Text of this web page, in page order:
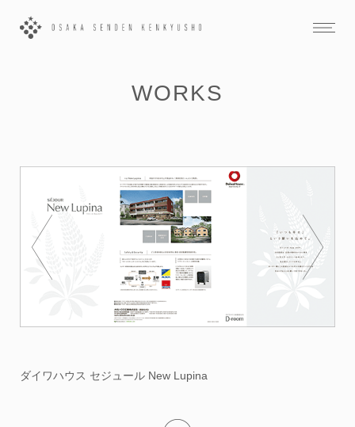
WORKS
ダイワハウス セジュール New Lupina